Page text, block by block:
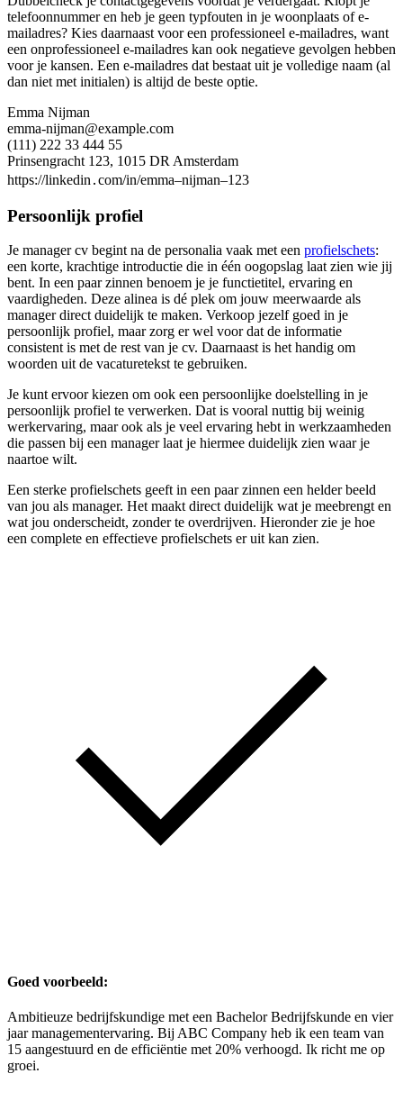
telefoonnummer en heb je geen typfouten in je woonplaats of e-
mailadres? Kies daarnaast voor een professioneel e-mailadres, want
een onprofessioneel e-mailadres kan ook negatieve gevolgen hebben
voor je kansen. Een e-mailadres dat bestaat uit je volledige naam (al
dan niet met initialen) is altijd de beste optie.
Emma Nijman
emma-nijman@example.com
(111) 222 33 444 55
Prinsengracht 123, 1015 DR Amsterdam
https://linkedin․com/in/emma–nijman–123
Persoonlijk profiel
Je manager cv begint na de personalia vaak met een profielschets:
een korte, krachtige introductie die in één oogopslag laat zien wie jij
bent. In een paar zinnen benoem je je functietitel, ervaring en
vaardigheden. Deze alinea is dé plek om jouw meerwaarde als
manager direct duidelijk te maken. Verkoop jezelf goed in je
persoonlijk profiel, maar zorg er wel voor dat de informatie
consistent is met de rest van je cv. Daarnaast is het handig om
woorden uit de vacaturetekst te gebruiken.
Je kunt ervoor kiezen om ook een persoonlijke doelstelling in je
persoonlijk profiel te verwerken. Dat is vooral nuttig bij weinig
werkervaring, maar ook als je veel ervaring hebt in werkzaamheden
die passen bij een manager laat je hiermee duidelijk zien waar je
naartoe wilt.
Een sterke profielschets geeft in een paar zinnen een helder beeld
van jou als manager. Het maakt direct duidelijk wat je meebrengt en
wat jou onderscheidt, zonder te overdrijven. Hieronder zie je hoe
een complete en effectieve profielschets er uit kan zien.
Goed voorbeeld:
Ambitieuze bedrijfskundige met een Bachelor Bedrijfskunde en vier
jaar managementervaring. Bij ABC Company heb ik een team van
15 aangestuurd en de efficiëntie met 20% verhoogd. Ik richt me op
groei.